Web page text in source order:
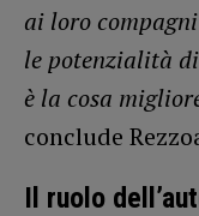
ai loro
le potenzialità
è la cosa
conclude
Il ruolo